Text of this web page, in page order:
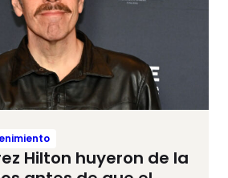
Hilton huyeron de la